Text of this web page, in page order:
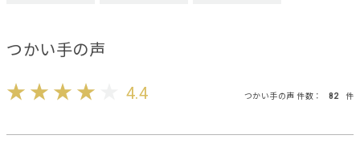
つかい手の声
4.4 つかい手の声 件数： 82 件